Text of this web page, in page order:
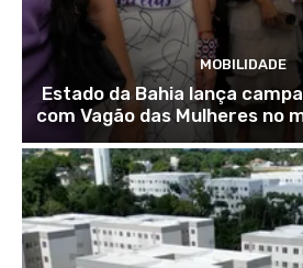
MOBILIDADE
Estado da Bahia lança
com Vagão das Mulheres no